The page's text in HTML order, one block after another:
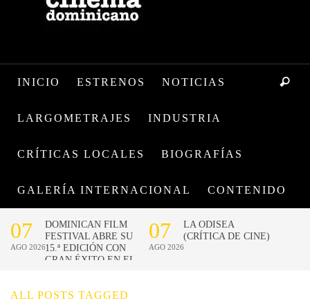
INICIO ESTRENOS NOTICIAS
LARGOMETRAJES INDUSTRIA
CRÍTICAS LOCALES BIOGRAFÍAS
GALERÍA INTERNACIONAL CONTENIDO
ALL POSTS TAGGED